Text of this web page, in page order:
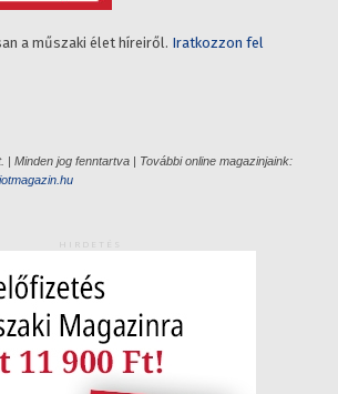
a műszaki élet híreiről. Iratkozzon fel
| Minden jog fenntartva | További online magazinjaink:
HIRDETÉS